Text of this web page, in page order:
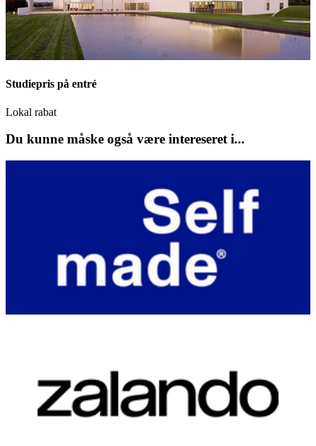
Studiepris på entré
Lokal rabat
Du kunne måske også være intereseret i...